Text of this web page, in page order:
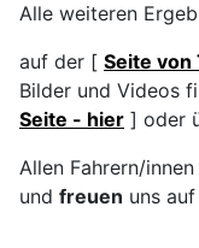
Alle weiteren
auf der [ Seite von
Bilder und Videos
Seite - hier ] oder
Allen Fahrern/
und freuen uns